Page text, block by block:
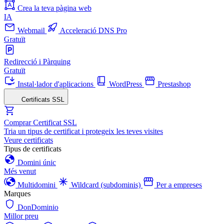
Crea la teva pàgina web
IA
Webmail
Acceleració DNS Pro
Gratuït
Redirecció i Pàrquing
Gratuït
Instal·lador d'aplicacions
WordPress Prestashop
Certificats SSL
Comprar Certificat SSL
Tria un tipus de certificat i protegeix les teves visites
Veure certificats
Tipus de certificats
Domini únic
Més venut
Multidomini
Wildcard (subdominis)
Per a empreses
Marques
DonDominio
Millor preu